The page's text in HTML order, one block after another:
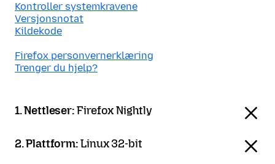
Kontroller systemkravene
Versjonsnotat
Kildekode
Firefox personvernerklæring
Trenger du hjelp?
1. Nettleser:Firefox Nightly
2. Plattform:Linux 32-bit